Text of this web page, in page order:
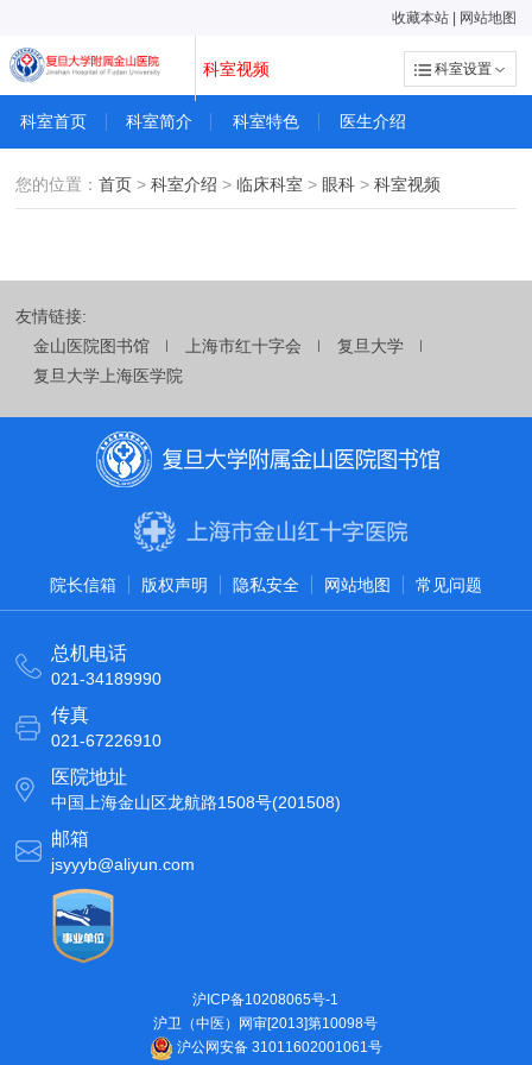
收藏本站 网站地图
科室视频 科室设置
科室首页 科室简介 科室特色 医生介绍
您的位置：首页 >科室介绍 >临床科室 > 眼科 >科室视频
友情链接:
金山医院图书馆
上海市红十字会
复旦大学
复旦大学上海医学院
院长信箱 版权声明 隐私安全 网站地图 常见问题
总机电话
021-34189990
传真
021-67226910
医院地址
中国上海金山区龙航路1508号(201508)
邮箱
jsyyyb@aliyun.com
沪ICP备10208065号-1
沪卫（中医）网审[2013]第10098号
沪公网安备 31011602001061号